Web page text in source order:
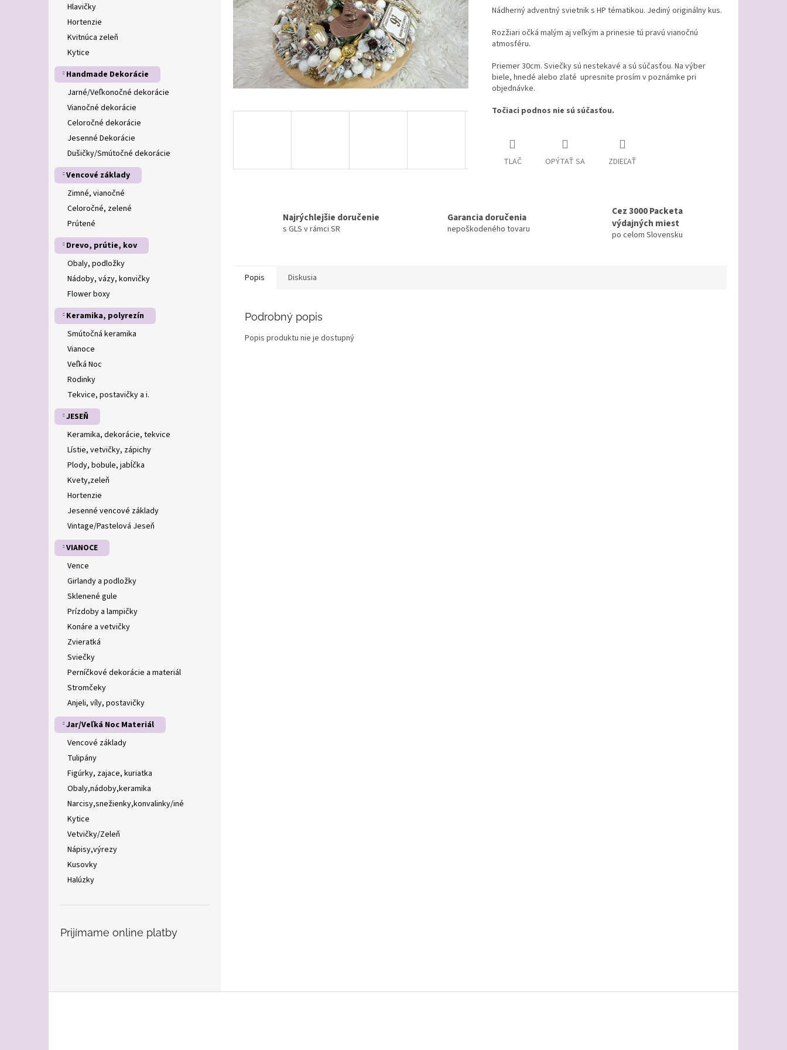
Hlavičky
Hortenzie
Kvitnúca zeleň
Kytice
Handmade Dekorácie
Jarné/Veľkonočné dekorácie
Vianočné dekorácie
Celoročné dekorácie
Jesenné Dekorácie
Dušičky/Smútočné dekorácie
Vencové základy
Zimné, vianočné
Celoročné, zelené
Prútené
Drevo, prútie, kov
Obaly, podložky
Nádoby, vázy, konvičky
Flower boxy
Keramika, polyrezín
Smútočná keramika
Vianoce
Veľká Noc
Rodinky
Tekvice, postavičky a i.
JESEŇ
Keramika, dekorácie, tekvice
Lístie, vetvičky, zápichy
Plody, bobule, jabĺčka
Kvety,zeleň
Hortenzie
Jesenné vencové základy
Vintage/Pastelová Jeseň
VIANOCE
Vence
Girlandy a podložky
Sklenené gule
Prízdoby a lampičky
Konáre a vetvičky
Zvieratká
Sviečky
Perníčkové dekorácie a materiál
Stromčeky
Anjeli, víly, postavičky
Jar/Veľká Noc Materiál
Vencové základy
Tulipány
Figúrky, zajace, kuriatka
Obaly,nádoby,keramika
Narcisy,snežienky,konvalinky/iné
Kytice
Vetvičky/Zeleň
Nápisy,výrezy
Kusovky
Halúzky
Prijímame online platby
Nádherný adventný svietnik s HP tématikou. Jediný originálny kus.
Rozžiari očká malým aj veľkým a prinesie tú pravú vianočnú
atmosféru.
Priemer 30cm. Sviečky sú nestekavé a sú súčasťou. Na výber
biele, hnedé alebo zlaté upresnite prosím v poznámke pri
objednávke.
Točiaci podnos nie sú súčasťou.
TLAČ OPÝTAŤ SA ZDIEĽAŤ
Najrýchlejšie doručenie
s GLS v rámci SR
Garancia doručenia
nepoškodeného tovaru
Cez 3000 Packeta
výdajných miest
po celom Slovensku
Popis Diskusia
Podrobný popis
Popis produktu nie je dostupný